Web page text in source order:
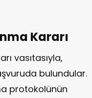
Kararı
vasıtasıyla,
bulundular.
protokolünün